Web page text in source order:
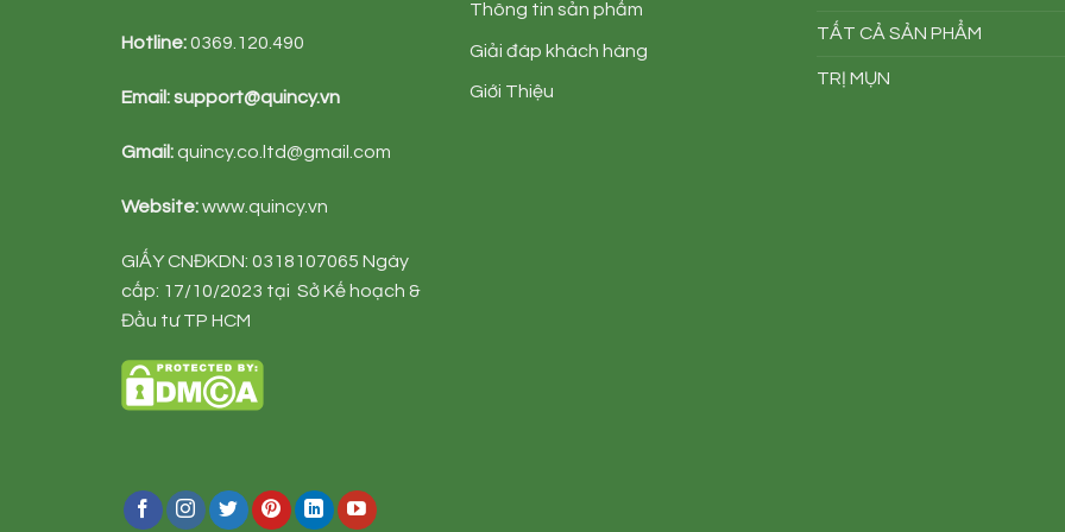
Hotline:0369.120.490
Email:support@quincy.vn
Gmail: quincy.co.ltd@gmail.com
Website:www.quincy.vn
GIẤY CNĐKDN: 0318107065 Ngày
cấp: 17/10/2023 tại Sở Kế hoạch &
Đầu tư TP HCM
Thông tin sản phẩm
Giải đáp khách hàng
Giới Thiệu
TẤT CẢ SẢN PHẨM
TRỊ MỤN